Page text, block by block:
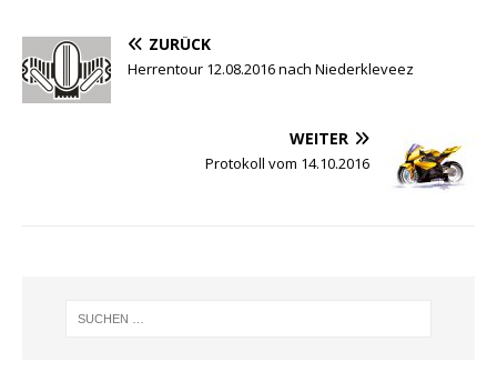
ZURÜCK
Herrentour 12.08.2016 nach Niederkleveez
WEITER
Protokoll vom 14.10.2016